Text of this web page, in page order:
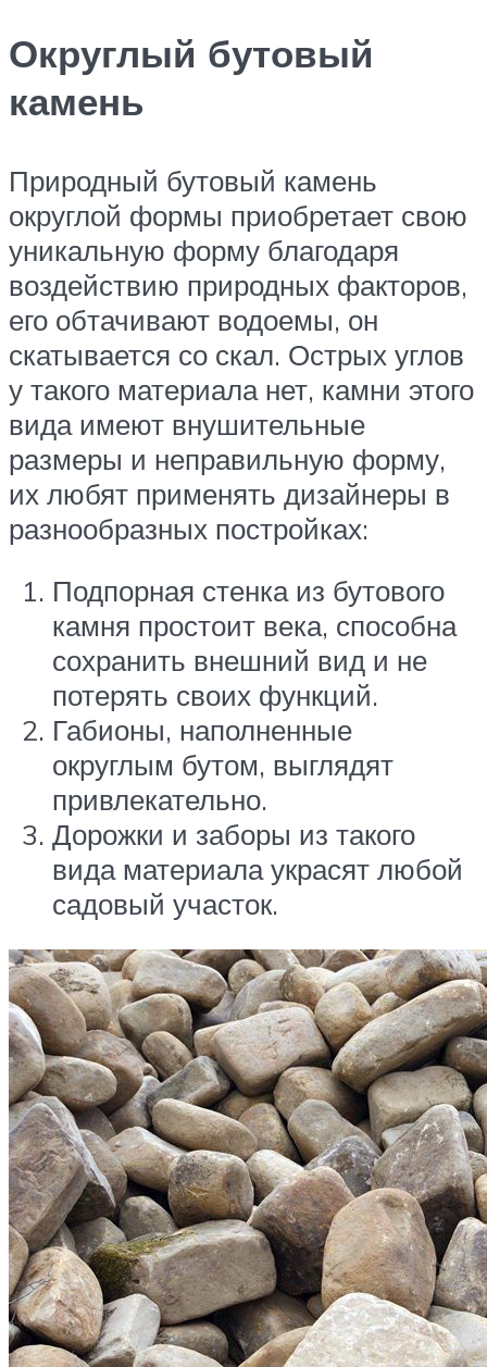
Округлый бутовый
камень
Природный бутовый камень
округлой формы приобретает свою
уникальную форму благодаря
воздействию природных факторов,
его обтачивают водоемы, он
скатывается со скал. Острых углов
у такого материала нет, камни этого
вида имеют внушительные
размеры и неправильную форму,
их любят применять дизайнеры в
разнообразных постройках:
Подпорная стенка из бутового
камня простоит века, способна
сохранить внешний вид и не
потерять своих функций.
Габионы, наполненные
округлым бутом, выглядят
привлекательно.
Дорожки и заборы из такого
вида материала украсят любой
садовый участок.